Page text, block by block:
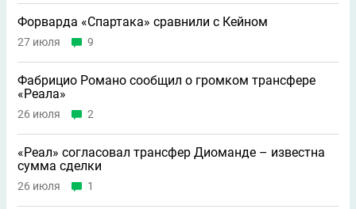
Форварда «Спартака» сравнили с Кейном
27 июля 9
Фабрицио Романо сообщил о громком трансфере
«Реала»
26 июля 2
«Реал» согласовал трансфер Диоманде – известна
сумма сделки
26 июля 1